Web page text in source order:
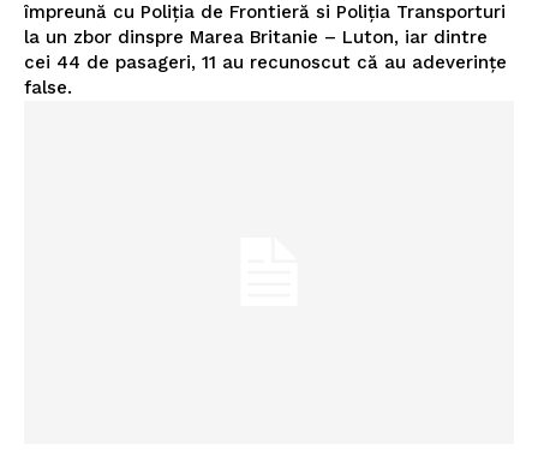
împreună cu Poliția de Frontieră si Poliția Transporturi
la un zbor dinspre Marea Britanie – Luton, iar dintre
cei 44 de pasageri, 11 au recunoscut că au adeverințe
false.